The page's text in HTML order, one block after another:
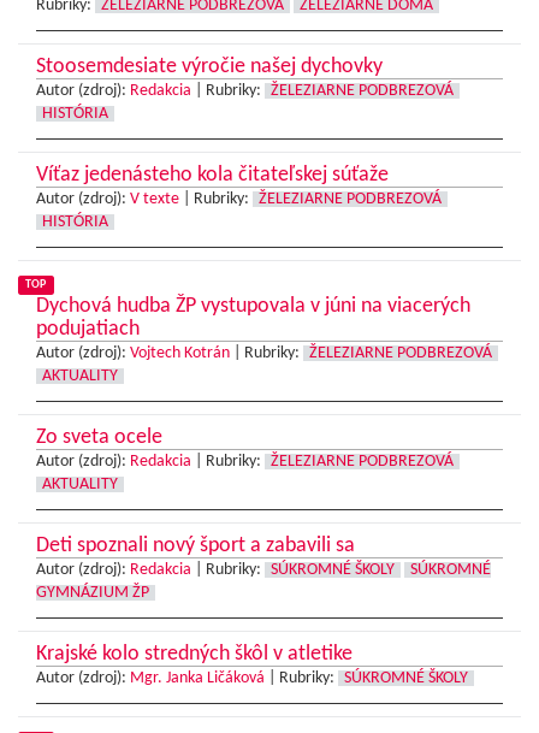
Rubriky: ŽELEZIARNE PODBREZOVÁ ŽELEZIARNE DOMA
Stoosemdesiate výročie našej dychovky
Autor (zdroj): Redakcia Rubriky:
ŽELEZIARNE PODBREZOVÁ
HISTÓRIA
Víťaz jedenásteho kola čitateľskej súťaže
Autor (zdroj): V texte Rubriky:
ŽELEZIARNE PODBREZOVÁ
HISTÓRIA
TOP
Dychová hudba ŽP vystupovala v júni na viacerých
podujatiach
Autor (zdroj): Vojtech Kotrán Rubriky:
ŽELEZIARNE PODBREZOVÁ
AKTUALITY
Zo sveta ocele
Autor (zdroj): Redakcia Rubriky:
ŽELEZIARNE PODBREZOVÁ
AKTUALITY
Deti spoznali nový šport a zabavili sa
Autor (zdroj): Redakcia Rubriky: SÚKROMNÉ ŠKOLY
SÚKROMNÉ
GYMNÁZIUM ŽP
Krajské kolo stredných škôl v atletike
Autor (zdroj): Mgr. Janka Ličáková Rubriky: SÚKROMNÉ ŠKOLY